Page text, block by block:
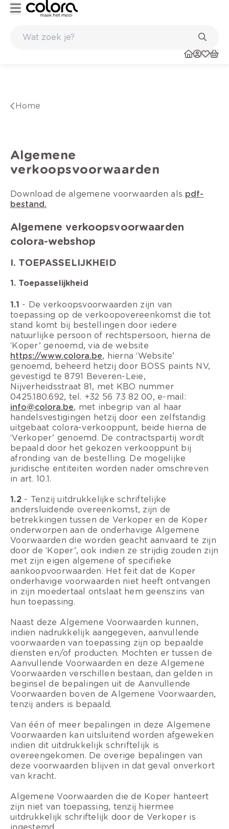
Home
Algemene
verkoopsvoorwaarden
Download de algemene voorwaarden als pdf-
bestand.
Algemene verkoopsvoorwaarden
colora-webshop
I. TOEPASSELIJKHEID
1. Toepasselijkheid
1.1 - De verkoopsvoorwaarden zijn van
toepassing op de verkoopovereenkomst die tot
stand komt bij bestellingen door iedere
natuurlijke persoon of rechtspersoon, hierna de
‘Koper’ genoemd, via de website
https://www.colora.be, hierna ‘Website’
genoemd, beheerd hetzij door BOSS paints NV,
gevestigd te 8791 Beveren-Leie,
Nijverheidsstraat 81, met KBO nummer
0425.180.692, tel. +32 56 73 82 00, e-mail:
info@colora.be, met inbegrip van al haar
handelsvestigingen hetzij door een zelfstandig
uitgebaat colora-verkooppunt, beide hierna de
‘Verkoper’ genoemd. De contractspartij wordt
bepaald door het gekozen verkooppunt bij
afronding van de bestelling. De mogelijke
juridische entiteiten worden nader omschreven
in art. 10.1.
1.2- Tenzij uitdrukkelijke schriftelijke
andersluidende overeenkomst, zijn de
betrekkingen tussen de Verkoper en de Koper
onderworpen aan de onderhavige Algemene
Voorwaarden die worden geacht aanvaard te zijn
door de ‘Koper’, ook indien ze strijdig zouden zijn
met zijn eigen algemene of specifieke
aankoopvoorwaarden. Het feit dat de Koper
onderhavige voorwaarden niet heeft ontvangen
in zijn moedertaal ontslaat hem geenszins van
hun toepassing.
Naast deze Algemene Voorwaarden kunnen,
indien nadrukkelijk aangegeven, aanvullende
voorwaarden van toepassing zijn op bepaalde
diensten en/of producten. Mochten er tussen de
Aanvullende Voorwaarden en deze Algemene
Voorwaarden verschillen bestaan, dan gelden in
beginsel de bepalingen uit de Aanvullende
Voorwaarden boven de Algemene Voorwaarden,
tenzij anders is bepaald.
Van één of meer bepalingen in deze Algemene
Voorwaarden kan uitsluitend worden afgeweken
indien dit uitdrukkelijk schriftelijk is
overeengekomen. De overige bepalingen van
deze voorwaarden blijven in dat geval onverkort
van kracht.
Algemene Voorwaarden die de Koper hanteert
zijn niet van toepassing, tenzij hiermee
uitdrukkelijk schriftelijk door de Verkoper is